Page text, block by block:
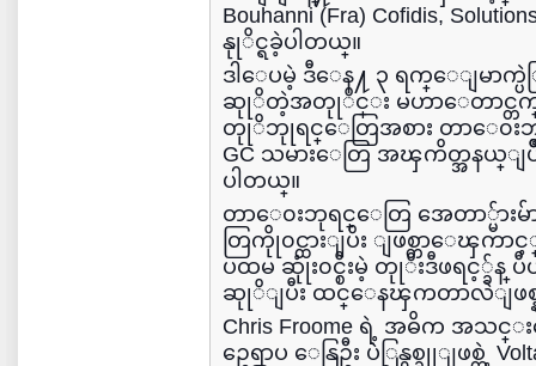
Bouhanni (Fra) Cofidis,
နုုိင္ရခဲ့ပါတယ္။
ဒါေပမဲ့ ဒီေန႔ ၃ ရက္ေျမာက္ပဲြ
ဆုုိတဲ့အတုုိင္း မဟာေတာင္တက္
တုုိဘုုရင္ေတြအစား တာေ၀း
GC သမားေတြ အၾကိတ္အနယ္ျ
ပါတယ္။
တာေ၀းဘုရင္ေတြ အေတာ္မ်ားမ်
တြကိုု၀င္ထားျပိး ျဖစ္တာေၾက
ပထမ ဆုုံး၀င္စီးမဲ့ တုုိးဒီဖရင့္ခ်
ဆုုိျပီး ထင္ေနၾကတာလဲျဖစ္
Chris Froome ရဲ့ အဓိက အသင္း
ဥေရာပ ေနြဦး ပဲြနွစ္ခုုျဖစ္တဲ့